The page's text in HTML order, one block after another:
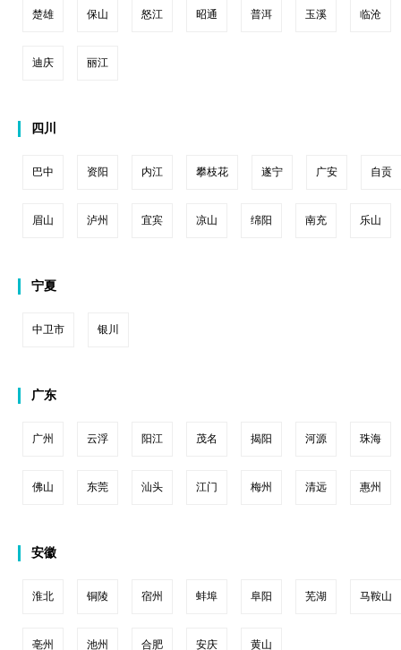
楚雄 保山 怒江 昭通 普洱 玉溪 临沧
迪庆 丽江
四川
巴中 资阳 内江 攀枝花 遂宁 广安 自贡
眉山 泸州 宜宾 凉山 绵阳 南充 乐山
宁夏
中卫市 银川
广东
广州 云浮 阳江 茂名 揭阳 河源 珠海
佛山 东莞 汕头 江门 梅州 清远 惠州
安徽
淮北 铜陵 宿州 蚌埠 阜阳 芜湖 马鞍山
亳州 池州 合肥 安庆 黄山